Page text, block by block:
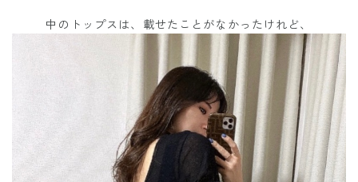
中のトップスは、載せたことがなかったけれど、